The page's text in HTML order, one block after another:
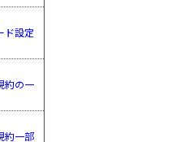
ド設定
約の一
約一部